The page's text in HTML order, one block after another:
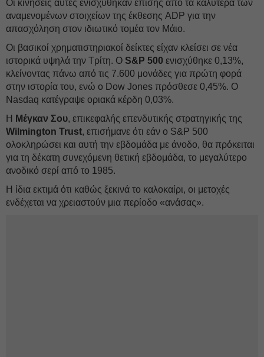
Οι κινήσεις αυτές ενισχύθηκαν επίσης από τα καλύτερα των
αναμενομένων στοιχείων της έκθεσης ADP για την
απασχόληση στον ιδιωτικό τομέα τον Μάιο.
Οι βασικοί χρηματιστηριακοί δείκτες είχαν κλείσει σε νέα
ιστορικά υψηλά την Τρίτη. Ο S&P 500 ενισχύθηκε 0,13%,
κλείνοντας πάνω από τις 7.600 μονάδες για πρώτη φορά
στην ιστορία του, ενώ ο Dow Jones πρόσθεσε 0,45%. Ο
Nasdaq κατέγραψε οριακά κέρδη 0,03%.
Η Μέγκαν Σου, επικεφαλής επενδυτικής στρατηγικής της
Wilmington Trust, επισήμανε ότι εάν ο S&P 500
ολοκληρώσει και αυτή την εβδομάδα με άνοδο, θα πρόκειται
για τη δέκατη συνεχόμενη θετική εβδομάδα, το μεγαλύτερο
ανοδικό σερί από το 1985.
Η ίδια εκτιμά ότι καθώς ξεκινά το καλοκαίρι, οι μετοχές
ενδέχεται να χρειαστούν μια περίοδο «ανάσας».